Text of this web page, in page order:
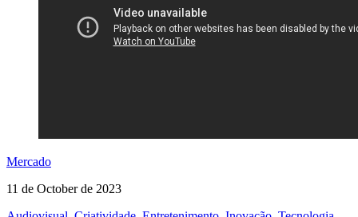
Mercado
11 de October de 2023